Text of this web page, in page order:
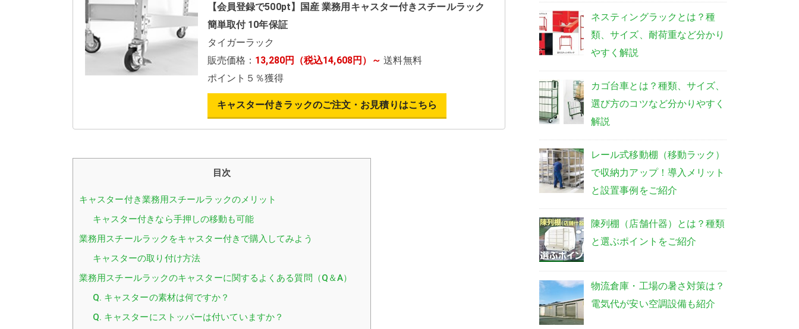
【会員登録で500pt】国産 業務用キャスター付きスチールラック
簡単取付 10年保証
タイガーラック
販売価格： 13,280円（税込14,608円）～ 送料無料
ポイント５％獲得
キャスター付きラックのご注文・お見積りはこちら
目次
キャスター付き業務用スチールラックのメリット
キャスター付きなら手押しの移動も可能
業務用スチールラックをキャスター付きで購入してみよう
キャスターの取り付け方法
業務用スチールラックのキャスターに関するよくある質問（Q＆A）
Q. キャスターの素材は何ですか？
Q. キャスターにストッパーは付いていますか？
ネスティングラックとは？種
類、サイズ、耐荷重など分かり
やすく解説
カゴ台車とは？種類、サイズ、
選び方のコツなど分かりやすく
解説
レール式移動棚（移動ラック）
で収納力アップ！導入メリット
と設置事例をご紹介
陳列棚（店舗什器）とは？種類
と選ぶポイントをご紹介
物流倉庫・工場の暑さ対策は？
電気代が安い空調設備も紹介